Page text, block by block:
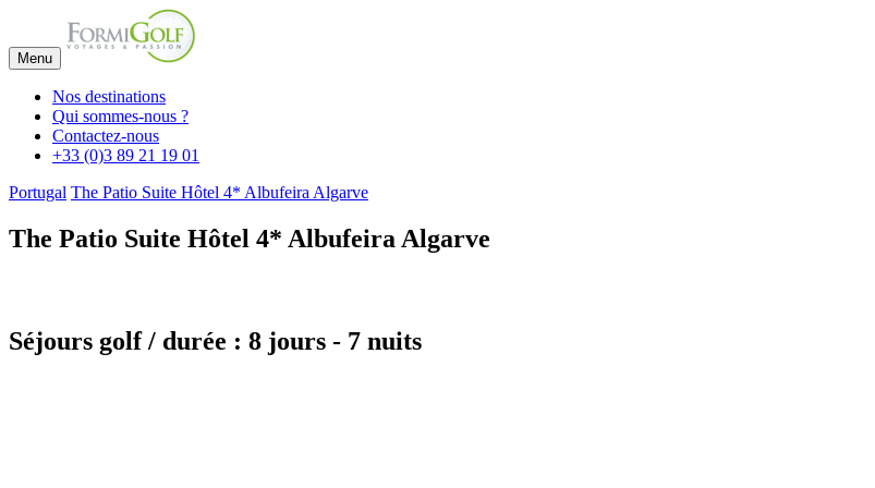
Menu
Nos destinations
Qui sommes-nous ?
Contactez-nous
+33 (0)3 89 21 19 01
Portugal The Patio Suite Hôtel 4* Albufeira Algarve
The Patio Suite Hôtel 4* Albufeira Algarve
Séjours golf / durée : 8 jours - 7 nuits